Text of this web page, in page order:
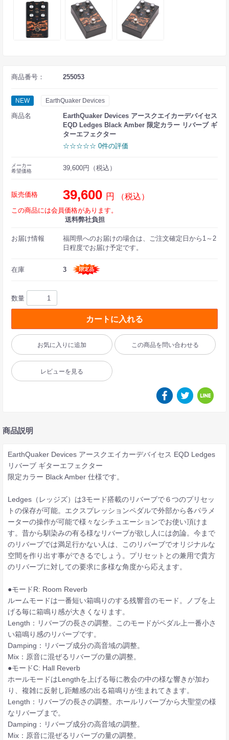
商品番号： 255053
NEW EarthQuaker Devices
商品名
EarthQuaker Devices アースクエイカーデバイセス
EQD Ledges Black Amber 限定カラー リバーブ ギ
ターエフェクター
☆☆☆☆☆ 0件の評価
メーカー
希望価格
39,600円（税込）
販売価格 39,600 円 （税込）
この商品には会員価格があります。
送料弊社負担
お届け情報
福岡県へのお届けの場合は、ご注文確定日から1～2
日程度でお届け予定です。
在庫 3
数量
カートに入れる
お気に入りに追加 この商品を問い合わせる
レビューを見る
商品説明
EarthQuaker Devices アースクエイカーデバイセス EQD Ledges
リバーブ ギターエフェクター
限定カラー Black Amber 仕様です。
Ledges（レッジズ）は3モード搭載のリバーブで６つのプリセッ
トの保存が可能。エクスプレッションペダルで外部から各パラメ
ーターの操作が可能で様々なシチュエーションでお使い頂けま
す。昔から馴染みの有る様なリバーブが欲し人には勿論。今まで
のリバーブでは満足行かない人は、このリバーブでオリジナルな
空間を作り出す事ができるでしょう。プリセットとの兼用で貴方
のリバーブに対しての要求に多様な角度から応えます。
●モードR: Room Reverb
ルームモードは一番短い箱鳴りのする残響音のモード。ノブを上
げる毎に箱鳴り感が大きくなります。
Length：リバーブの長さの調整。このモードがペダル上一番小さ
い箱鳴り感のリバーブです。
Damping：リバーブ成分の高音域の調整。
Mix：原音に混ぜるリバーブの量の調整。
●モードC: Hall Reverb
ホールモードはLengthを上げる毎に教会の中の様な響きが加わ
り、複雑に反射し距離感の出る箱鳴りが生まれてきます。
Length：リバーブの長さの調整。ホールリバーブから大聖堂の様
なリバーブまで。
Damping：リバーブ成分の高音域の調整。
Mix：原音に混ぜるリバーブの量の調整。